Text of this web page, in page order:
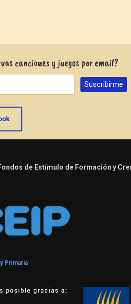
canciones y juegos por email?
de Estímulo de Formación y
Primaria